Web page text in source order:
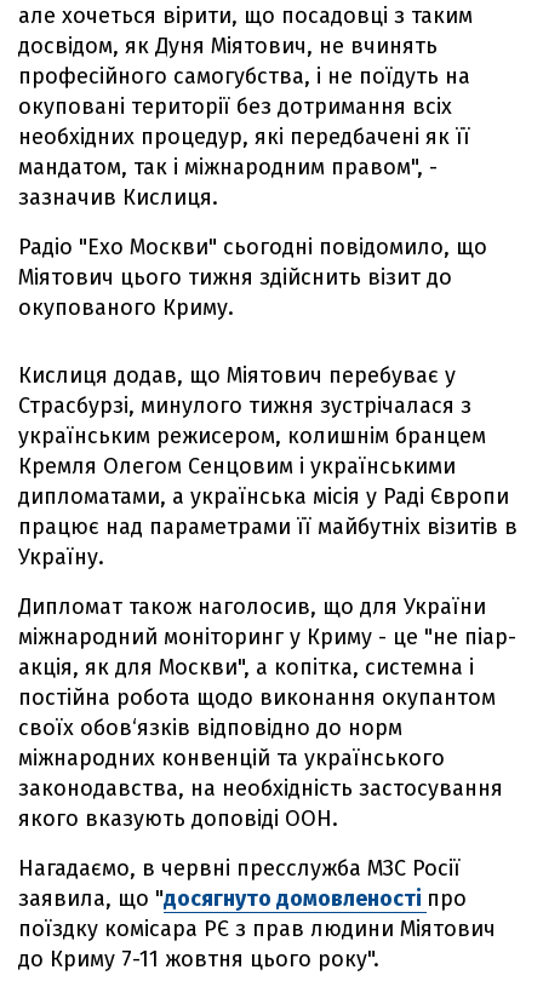
але хочеться вірити, що посадовці з таким
досвідом, як Дуня Міятович, не вчинять
професійного самогубства, і не поїдуть на
окуповані території без дотримання всіх
необхідних процедур, які передбачені як її
мандатом, так і міжнародним правом", -
зазначив Кислиця.
Радіо "Ехо Москви" сьогодні повідомило, що
Міятович цього тижня здійснить візит до
окупованого Криму.
Кислиця додав, що Міятович перебуває у
Страсбурзі, минулого тижня зустрічалася з
українським режисером, колишнім бранцем
Кремля Олегом Сенцовим і українськими
дипломатами, а українська місія у Раді Європи
працює над параметрами її майбутніх візитів в
Україну.
Дипломат також наголосив, що для України
міжнародний моніторинг у Криму - це "не піар-
акція, як для Москви", а копітка, системна і
постійна робота щодо виконання окупантом
своїх обов‘язків відповідно до норм
міжнародних конвенцій та українського
законодавства, на необхідність застосування
якого вказують доповіді ООН.
Нагадаємо, в червні пресслужба МЗС Росії
заявила, що "досягнуто домовленості про
поїздку комісара РЄ з прав людини Міятович
до Криму 7-11 жовтня цього року".